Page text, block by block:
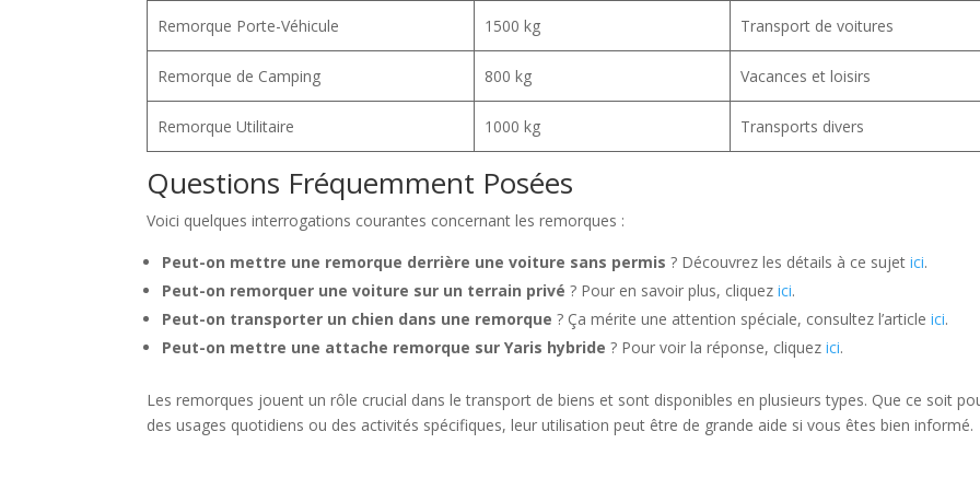
Remorque Porte-Véhicule 1500 kg Transport de voitures
Remorque de Camping 800 kg Vacances et loisirs
Remorque Utilitaire 1000 kg Transports divers
Questions Fréquemment Posées
Voici quelques interrogations courantes concernant les remorques :
Peut-on mettre une remorque derrière une voiture sans permis ? Découvrez les détails à ce sujetici.
Peut-on remorquer une voiture sur un terrain privé ? Pour en savoir plus, cliquezici.
Peut-on transporter un chien dans une remorque ? Ça mérite une attention spéciale, consultez l’articleici.
Peut-on mettre une attache remorque sur Yaris hybride ? Pour voir la réponse, cliquezici.
Les remorques jouent un rôle crucial dans le transport de biens et sont disponibles en plusieurs types. Que ce soit
des usages quotidiens ou des activités spécifiques, leur utilisation peut être de grande aide si vous êtes bien informé.